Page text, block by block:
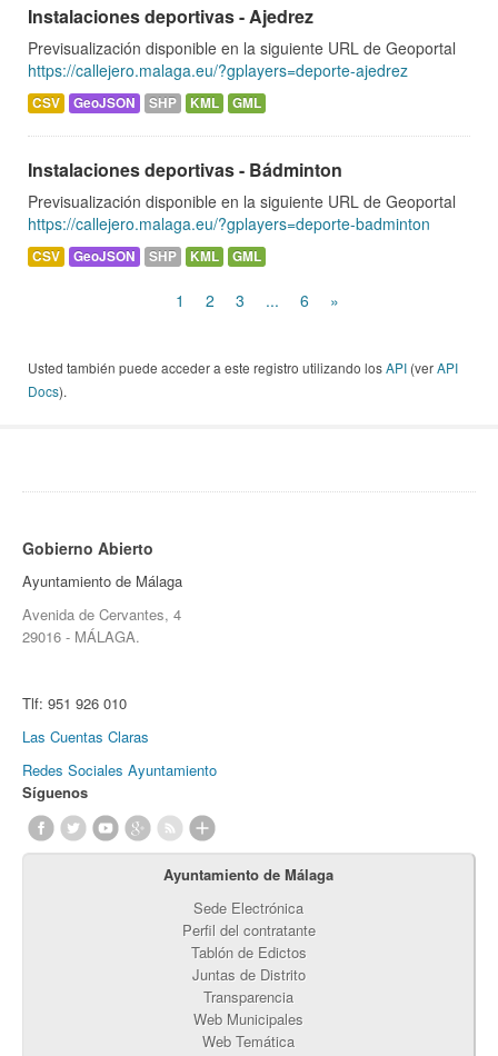
Instalaciones deportivas - Ajedrez
Previsualización disponible en la siguiente URL de Geoportal
https://callejero.malaga.eu/?gplayers=deporte-ajedrez
CSV GeoJSON SHP KML GML
Instalaciones deportivas - Bádminton
Previsualización disponible en la siguiente URL de Geoportal
https://callejero.malaga.eu/?gplayers=deporte-badminton
CSV GeoJSON SHP KML GML
1 2 3 ... 6 »
Usted también puede acceder a este registro utilizando losAPI (verAPI
Docs).
Gobierno Abierto
Ayuntamiento de Málaga
Avenida de Cervantes, 4
29016 - MÁLAGA.
Tlf: 951 926 010
Las Cuentas Claras
Redes Sociales Ayuntamiento
Síguenos
Ayuntamiento de Málaga
Sede Electrónica
Perfil del contratante
Tablón de Edictos
Juntas de Distrito
Transparencia
Web Municipales
Web Temática